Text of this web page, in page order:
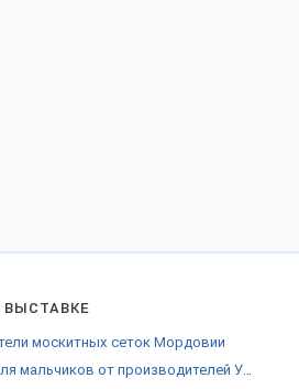
ВЫСТАВКЕ
москитных сеток Мордовии
Футболки для мальчиков от производителей Улан-Удэ